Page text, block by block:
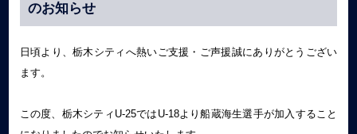
のお知らせ
日頃より、栃木シティへ熱いご支援・ご声援誠にありがとうござい
ます。
この度、栃木シティU-25ではU-18より船蔵海生選手が加入すること